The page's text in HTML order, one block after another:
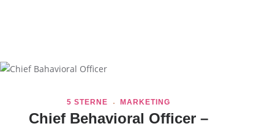
5 STERNE MARKETING
Chief Behavioral Officer –